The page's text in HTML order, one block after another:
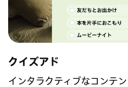
クイズアド
インタラクティブなコンテ